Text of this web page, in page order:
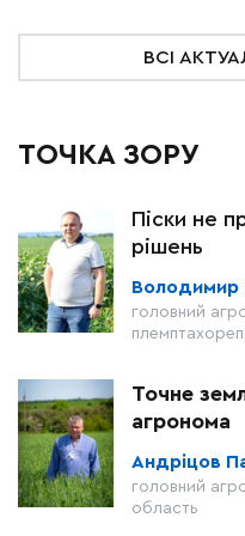
ВСІ
ТОЧКА ЗОРУ
Піски не
рішень
Володимир
головний
Точне
агронома
Андріцов
головний
область